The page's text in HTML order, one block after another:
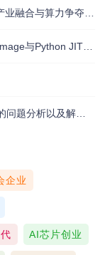
企业
AI芯片创业